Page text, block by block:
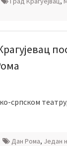
српском
Дан Рома, Један